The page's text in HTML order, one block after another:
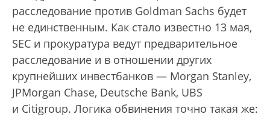
расследование против Goldman Sachs будет
не единственным. Как стало известно 13 мая,
SEC и прокуратура ведут предварительное
расследование и в отношении других
крупнейших инвестбанков — Morgan Stanley,
JPMorgan Chase, Deutsche Bank, UBS
и Citigroup. Логика обвинения точно такая же: